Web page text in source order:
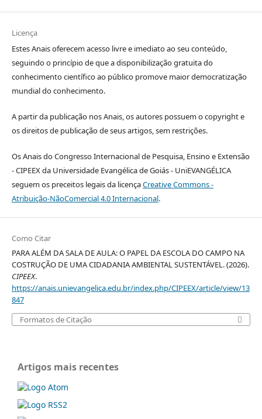
Licença
Estes Anais oferecem acesso livre e imediato ao seu conteúdo,
seguindo o princípio de que a disponibilização gratuita do
conhecimento científico ao público promove maior democratização
mundial do conhecimento.
A partir da publicação nos Anais, os autores possuem o copyright e
os direitos de publicação de seus artigos, sem restrições.
Os Anais do Congresso Internacional de Pesquisa, Ensino e Extensão
- CIPEEX da Universidade Evangélica de Goiás - UniEVANGÉLICA
seguem os preceitos legais da licençaCreative Commons -
Atribuição-NãoComercial 4.0 Internacional.
Como Citar
PARA ALÉM DA SALA DE AULA: O PAPEL DA ESCOLA DO CAMPO NA
COSTRUÇÃO DE UMA CIDADANIA AMBIENTAL SUSTENTÁVEL. (2026).
CIPEEX.
https://anais.unievangelica.edu.br/index.php/CIPEEX/article/view/13
847
Formatos de Citação
Artigos mais recentes